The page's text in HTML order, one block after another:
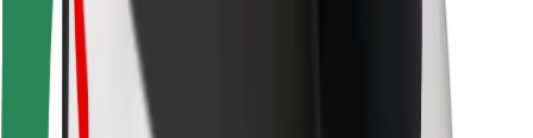
Flygplatser
Bolt laddstationer
Hjälp